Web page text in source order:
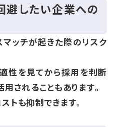
避したい企業への
ッチが起きた際のリスク
性を見てから採用を判断
されることもあります。
トも抑制できます。